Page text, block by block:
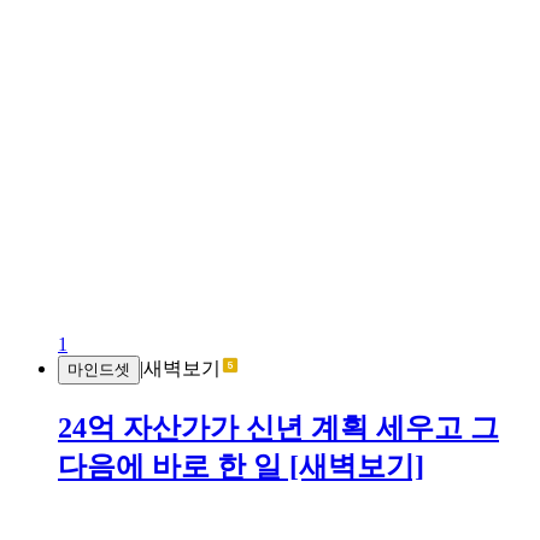
1
마인드셋 |새벽보기
24억 자산가가 신년 계획 세우고 그
다음에 바로 한 일 [새벽보기]